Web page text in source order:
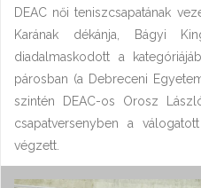
DEAC női teniszcsapatának
Karának dékánja, Bágyi
diadalmaskodott a
párosban (a Debreceni
szintén DEAC-os Orosz
csapatversenyben a
végzett.